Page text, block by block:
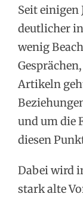
Seit einigen
deutlicher
wenig
Artikeln
und um die
diesen
Dabei wird
stark alte